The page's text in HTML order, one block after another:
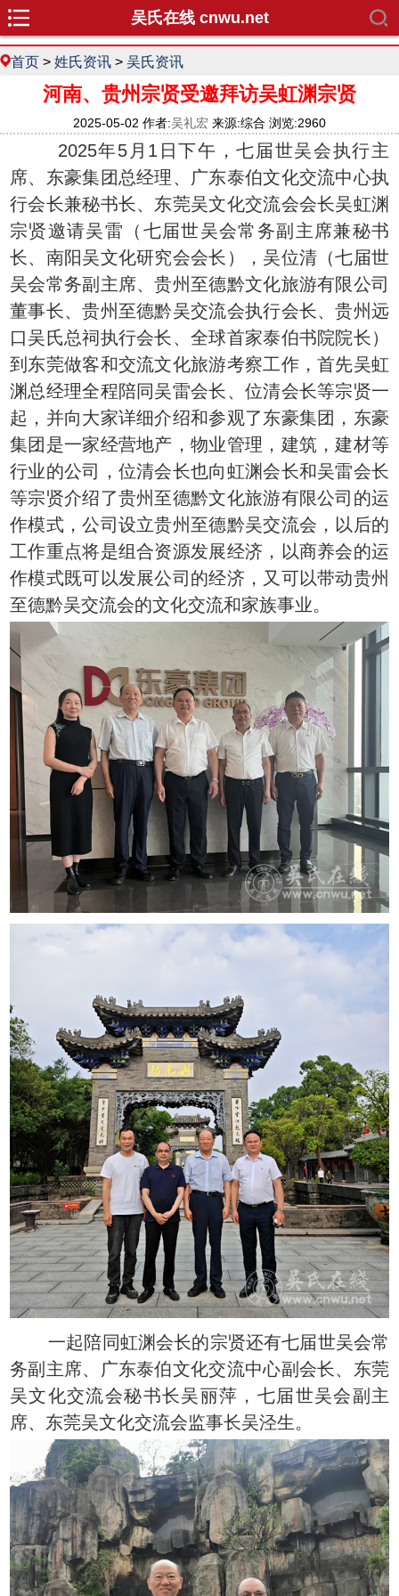
吴氏在线 cnwu.net
首页 > 姓氏资讯 > 吴氏资讯
河南、贵州宗贤受邀拜访吴虹渊宗贤
2025-05-02 作者:吴礼宏 来源:综合 浏览:2960
2025年5月1日下午，七届世吴会执行主
席、东豪集团总经理、广东泰伯文化交流中心执
行会长兼秘书长、东莞吴文化交流会会长吴虹渊
宗贤邀请吴雷（七届世吴会常务副主席兼秘书
长、南阳吴文化研究会会长），吴位清（七届世
吴会常务副主席、贵州至德黔文化旅游有限公司
董事长、贵州至德黔吴交流会执行会长、贵州远
口吴氏总祠执行会长、全球首家泰伯书院院长）
到东莞做客和交流文化旅游考察工作，首先吴虹
渊总经理全程陪同吴雷会长、位清会长等宗贤一
起，并向大家详细介绍和参观了东豪集团，东豪
集团是一家经营地产，物业管理，建筑，建材等
行业的公司，位清会长也向虹渊会长和吴雷会长
等宗贤介绍了贵州至德黔文化旅游有限公司的运
作模式，公司设立贵州至德黔吴交流会，以后的
工作重点将是组合资源发展经济，以商养会的运
作模式既可以发展公司的经济，又可以带动贵州
至德黔吴交流会的文化交流和家族事业。
一起陪同虹渊会长的宗贤还有七届世吴会常
务副主席、广东泰伯文化交流中心副会长、东莞
吴文化交流会秘书长吴丽萍，七届世吴会副主
席、东莞吴文化交流会监事长吴泾生。